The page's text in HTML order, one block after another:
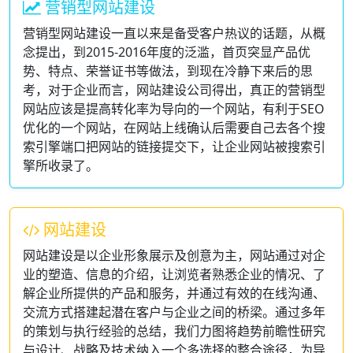
营销型网站建设
营销型网站建设一直以来是备受客户热议的话题，从概
念提出，到2015-2016年度的泛滥，首页突显产品优
势、特点、荣誉证书等做法，到现在冷静下来后的思
考，对于企业而言，网站建设公司得出，真正的营销型
网站应该是提高转化率为导向的一个网站，有利于SEO
优化的一个网站，在网站上线确认后需要自己去各个搜
索引擎端口把网站的链接提交下，让企业网站被搜索引
擎所收录了。
网站建设
网站建设是以企业形象展示及创意为主，网站通过对企
业的塑造、信息的介绍，让浏览者熟悉企业的情况、了
解企业所提供的产品和服务，并通过有效的在线沟通、
交流方式搭建起潜在客户与企业之间的桥梁。通过多年
的策划与执行经验的总结，我们力图将趋势前瞻性研究